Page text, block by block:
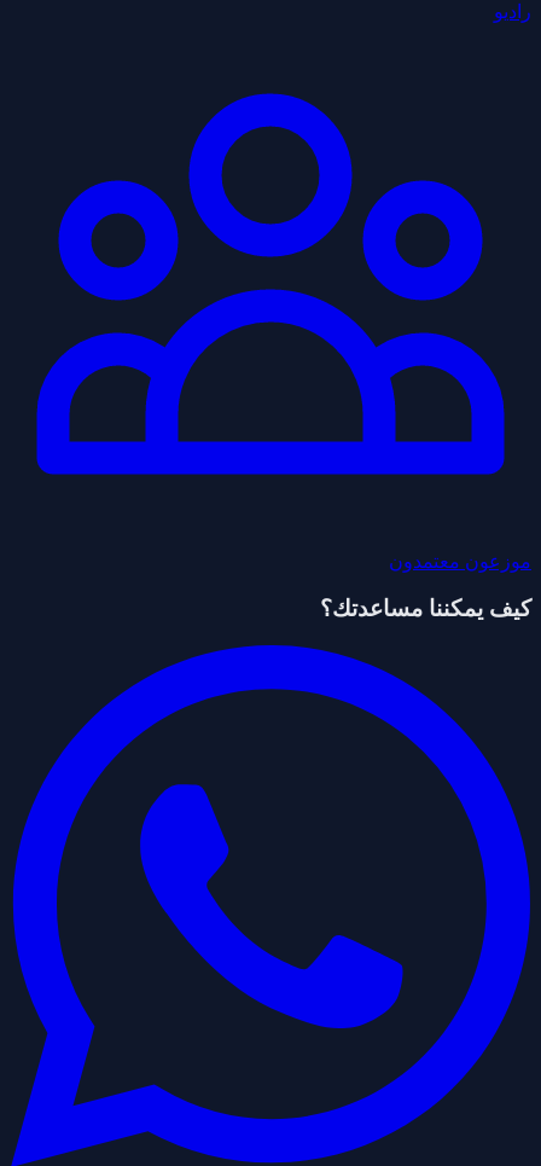
راديو
موزعون معتمدون
كيف يمكننا مساعدتك؟